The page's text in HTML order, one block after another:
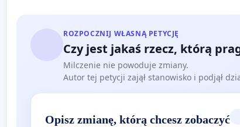
ROZPOCZNIJ WŁASNĄ PETYCJĘ
Czy jest jakaś rzecz, którą
Milczenie nie powoduje zmiany.
Autor tej petycji zajął stanowisko i podjął
Opisz zmianę, którą chcesz zobaczyć